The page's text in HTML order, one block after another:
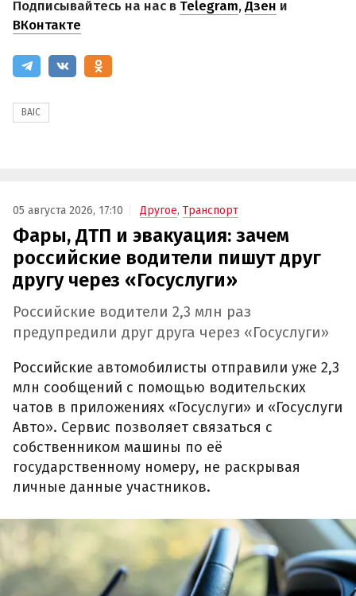
Подписывайтесь на нас в Telegram,Дзен и
ВКонтакте
BAIC
05 августа 2026, 17:10 Другое, Транспорт
Фары, ДТП и эвакуация: зачем
российские водители пишут друг
другу через «Госуслуги»
Российские водители 2,3 млн раз
предупредили друг друга через «Госуслуги»
Российские автомобилисты отправили уже 2,3
млн сообщений с помощью водительских
чатов в приложениях «Госуслуги» и «Госуслуги
Авто». Сервис позволяет связаться с
собственником машины по её
государственному номеру, не раскрывая
личные данные участников.